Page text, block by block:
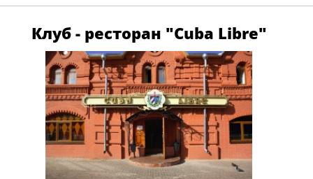
Клуб - ресторан "Cuba Libre"